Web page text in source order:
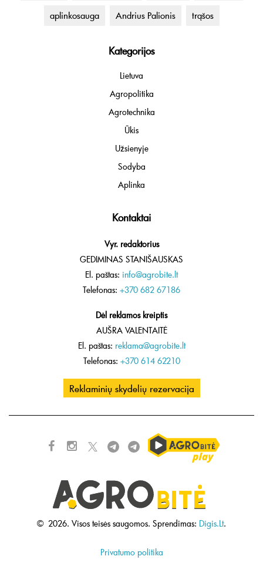
aplinkosauga Andrius Palionis trąšos
Kategorijos
Lietuva
Agropolitika
Agrotechnika
Ūkis
Užsienyje
Sodyba
Aplinka
Kontaktai
Vyr. redaktorius
GEDIMINAS STANIŠAUSKAS
El. paštas: info@agrobite.lt
Telefonas: +370 682 67186
Dėl reklamos kreiptis
AUŠRA VALENTAITĖ
El. paštas: reklama@agrobite.lt
Telefonas: +370 614 62210
Reklaminių skydelių rezervacija
© 2026. Visos teisės saugomos. Sprendimas: Digis.Lt.
Privatumo politika